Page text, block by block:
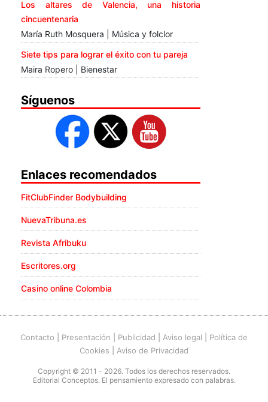
Los altares de Valencia, una historia
cincuentenaria
María Ruth Mosquera | Música y folclor
Siete tips para lograr el éxito con tu pareja
Maira Ropero | Bienestar
Síguenos
Enlaces recomendados
FitClubFinder Bodybuilding
NuevaTribuna.es
Revista Afribuku
Escritores.org
Casino online Colombia
Contacto Presentación Publicidad Aviso legal
Política de
Cookies
Aviso de Privacidad
Copyright © 2011 - 2026. Todos los derechos reservados.
Editorial Conceptos. El pensamiento expresado con palabras.